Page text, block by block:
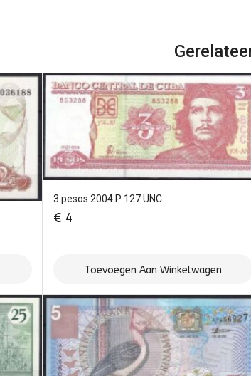
3 pesos 2004 P 127 UNC
€ 4
Toevoegen Aan Winkelwagen